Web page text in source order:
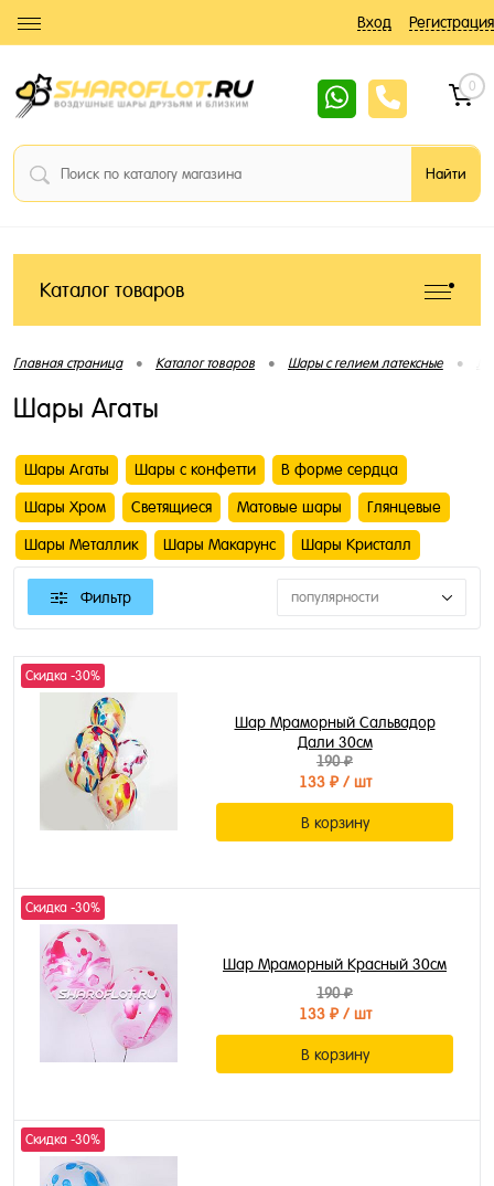
Вход Регистрация
0
Каталог товаров
Главная страница • Каталог товаров • Шары с гелием латексные •
Шары Агаты
Шары Агаты Шары с конфетти В форме сердца
Шары Хром Светящиеся Матовые шары Глянцевые
Шары Металлик Шары Макарунс Шары Кристалл
Фильтр популярности
Скидка -30%
Шар Мраморный Сальвадор
Дали 30см
190 ₽
133 ₽/ шт
В корзину
Скидка -30%
Шар Мраморный Красный 30см
190 ₽
133 ₽/ шт
В корзину
Скидка -30%